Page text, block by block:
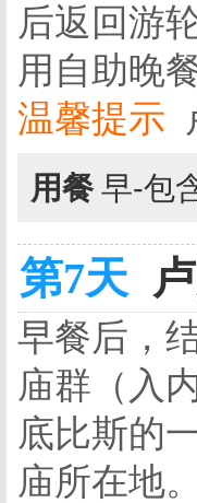
后返回游
用自助晚餐
温馨提示
用餐 早-包
第7天
早餐后，
庙群（入
底比斯的
庙所在地